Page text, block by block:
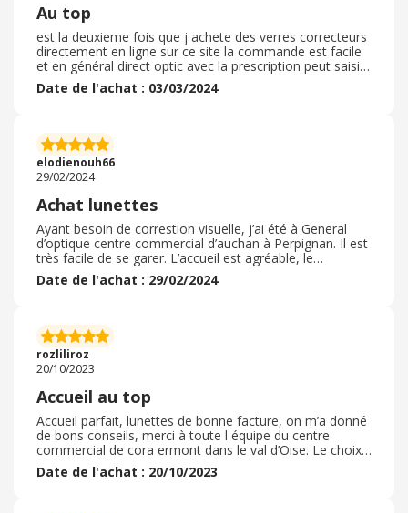
Au top
est la deuxieme fois que j achete des verres correcteurs
directement en ligne sur ce site la commande est facile
et en général direct optic avec la prescription peut saisir
directement la commande , je trouve toujours des
montures pas trop chères , qui me plaisent le plus
facture afin de me faire rembourser je trouve cela tres
pratique dans la mesure ou je choisis toujours a peu
près le meme style de monture . je n 'ai pas eu à
retourner quoique ce soit toujt etait ok.
Date de l'achat : 03/03/2024
elodienouh66
29/02/2024
Achat lunettes
Ayant besoin de correstion visuelle, j’ai été à General
d’optique centre commercial d’auchan à Perpignan. Il est
très facile de se garer. L’accueil est agréable, le
personnel est souriant, j’ai été très bien conseillé et
orienté. J’ai pris une deuxième paires solaires sur laquelle
s’est très bien passé aussi car très bien conseillé et le
personnel encourage à revenir les voir si question où
soucis. Je recommande vivement.
Date de l'achat : 29/02/2024
rozliliroz
20/10/2023
Accueil au top
Accueil parfait, lunettes de bonne facture, on m’a donné
de bons conseils, merci à toute l équipe du centre
commercial de cora ermont dans le val d’Oise. Le choix
de la monture n’a pas été évident, mais on a su me
conseiller comme il fallait. Surtout lorsqu on vient tout
Date de l'achat : 20/10/2023